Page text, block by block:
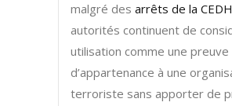
malgré des arrêts de la CEDH
autorités continuent de
utilisation comme une preuve
d’appartenance à une
terroriste sans apporter de